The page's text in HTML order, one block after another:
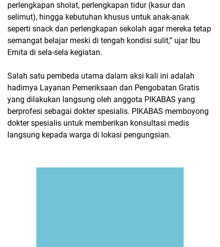
perlengkapan sholat, perlengkapan tidur (kasur dan
selimut), hingga kebutuhan khusus untuk anak-anak
seperti snack dan perlengkapan sekolah agar mereka tetap
semangat belajar meski di tengah kondisi sulit,” ujar Ibu
Ernita di sela-sela kegiatan.
​Salah satu pembeda utama dalam aksi kali ini adalah
hadirnya Layanan Pemeriksaan dan Pengobatan Gratis
yang dilakukan langsung oleh anggota PIKABAS yang
berprofesi sebagai dokter spesialis. PIKABAS memboyong
dokter spesialis untuk memberikan konsultasi medis
langsung kepada warga di lokasi pengungsian.